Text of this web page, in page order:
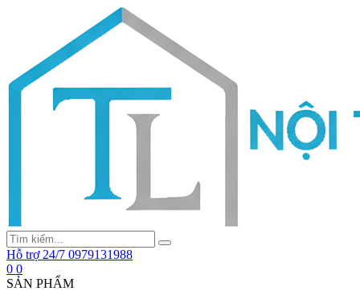
Hỗ trợ 24/7 0979131988
0 0
SẢN PHẨM